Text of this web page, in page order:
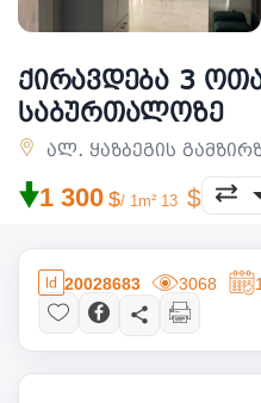
ქირავდება 3
საბურთალოზე
ალ. ყაზბეგის
🠟1 300 / 1m² 13
20028683 3068